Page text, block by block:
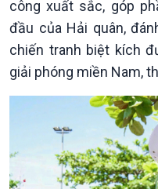
công xuất sắc, góp
đầu của Hải quân,
chiến tranh biệt kích
giải phóng miền Nam,